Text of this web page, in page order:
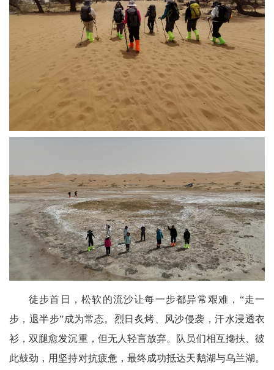
徒步首日，松软的流沙让每一步都异常艰难，“走一
步，退半步”成为常态。烈日炙烤、风沙侵袭，汗水浸透衣
衫，双腿愈发沉重，但无人轻言放弃。队员们相互搀扶、彼
此鼓劲，用坚持对抗疲惫，最终成功抵达天鹅湖与乌兰湖。